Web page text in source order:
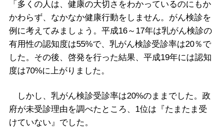
「多くの人は、健康の大切さをわかっているのにもか
かわらず、なかなか健康行動をしません。がん検診を
例に考えてみましょう。平成16～17年は乳がん検診の
有用性の認知度は55%で、乳がん検診受診率は20％で
した。その後、啓発を行った結果、平成19年には認知
度は70%に上がりました。
しかし、乳がん検診受診率は20%のままでした。政
府が未受診理由を調べたところ、1位は『たまたま受
けていない』でした。